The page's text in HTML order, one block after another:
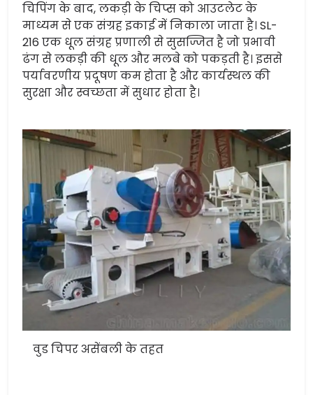
चिपिंग के बाद, लकड़ी के चिप्स को आउटलेट के
माध्यम से एक संग्रह इकाई में निकाला जाता है। SL-
216 एक धूल संग्रह प्रणाली से सुसज्जित है जो प्रभावी
ढंग से लकड़ी की धूल और मलबे को पकड़ती है। इससे
पर्यावरणीय प्रदूषण कम होता है और कार्यस्थल की
सुरक्षा और स्वच्छता में सुधार होता है।
वुड चिपर असेंबली के तहत